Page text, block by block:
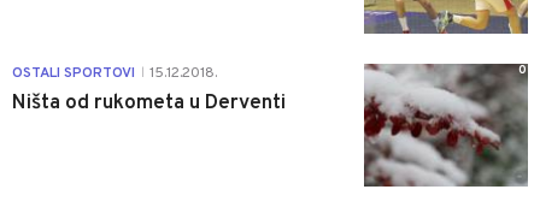
OSTALI SPORTOVI 15.12.2018.
Ništa od rukometa u Derventi
0